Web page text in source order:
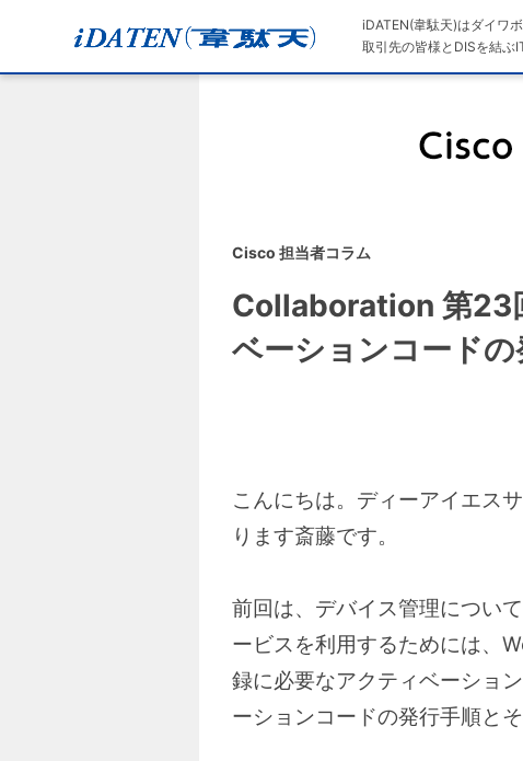
iDATEN(韋駄天)はダイワ
取引先の皆様とDISを結ぶ
Cisco 担当者コラム
Collaboration 第23
ベーションコードの
こんにちは。ディーアイエス
ります斎藤です。
前回は、デバイス管理につい
ービスを利用するためには、
録に必要なアクティベーショ
ーションコードの発行手順と